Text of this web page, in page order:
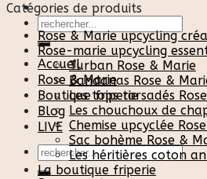
Recherche
pour :
Accueil
Rose & Marie
Boutique friperie
Blog
LIVE
Recherche
pour :
Catégories de produits
Rose & Marie upcycling
Rose-marie upcycling
Turban Rose & Marie
Bandanas Rose &
Les tops torsadés
Les chouchoux de
Chemise upcyclée
Sac bohème Rose &
Les héritières coton
La boutique friperie